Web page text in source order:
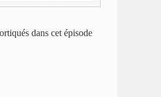
dans cet épisode